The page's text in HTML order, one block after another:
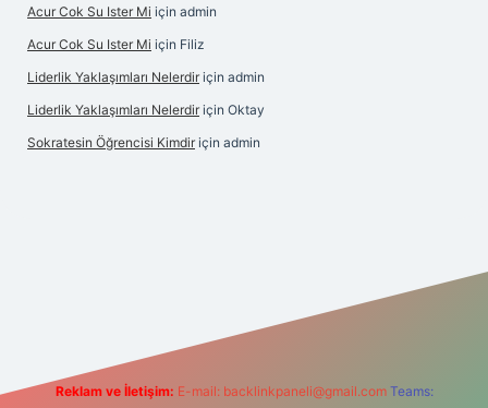
Acur Cok Su Ister Mi için admin
Acur Cok Su Ister Mi için Filiz
Liderlik Yaklaşımları Nelerdir için admin
Liderlik Yaklaşımları Nelerdir için Oktay
Sokratesin Öğrencisi Kimdir için admin
Reklam ve İletişim: E-mail: backlinkpaneli@gmail.com Teams: